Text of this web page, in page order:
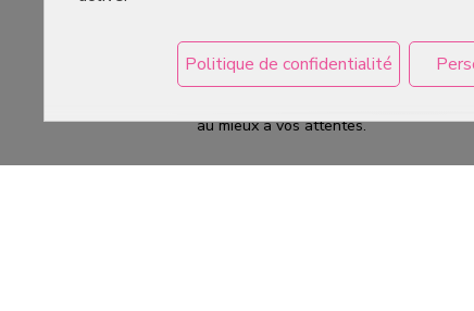
du laboratoire à la
boutique, pour répondre
au mieux à vos attentes.
Politique de confidentialité